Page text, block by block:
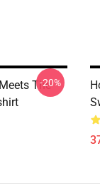
The
-20%